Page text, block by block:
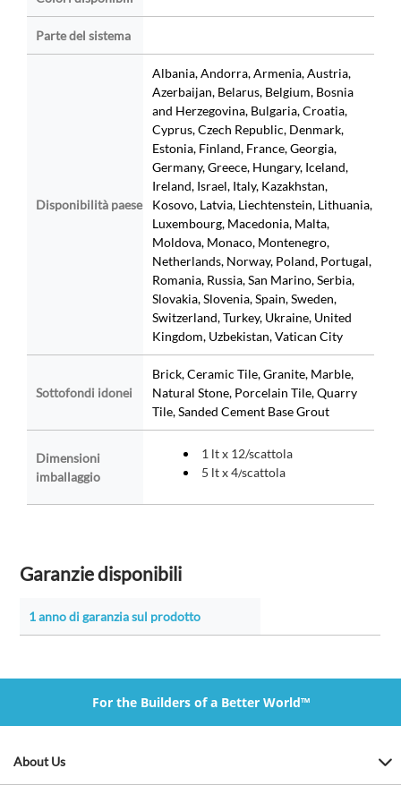
Parte del sistema
Disponibilità paese
Albania, Andorra, Armenia, Austria,
Azerbaijan, Belarus, Belgium, Bosnia
and Herzegovina, Bulgaria, Croatia,
Cyprus, Czech Republic, Denmark,
Estonia, Finland, France, Georgia,
Germany, Greece, Hungary, Iceland,
Ireland, Israel, Italy, Kazakhstan,
Kosovo, Latvia, Liechtenstein, Lithuania,
Luxembourg, Macedonia, Malta,
Moldova, Monaco, Montenegro,
Netherlands, Norway, Poland, Portugal,
Romania, Russia, San Marino, Serbia,
Slovakia, Slovenia, Spain, Sweden,
Switzerland, Turkey, Ukraine, United
Kingdom, Uzbekistan, Vatican City
Sottofondi idonei
Brick, Ceramic Tile, Granite, Marble,
Natural Stone, Porcelain Tile, Quarry
Tile, Sanded Cement Base Grout
Dimensioni
imballaggio
1 lt x 12/scattola
5 lt x 4/scattola
Garanzie disponibili
1 anno di garanzia sul prodotto
For the Builders of a Better World™
About Us